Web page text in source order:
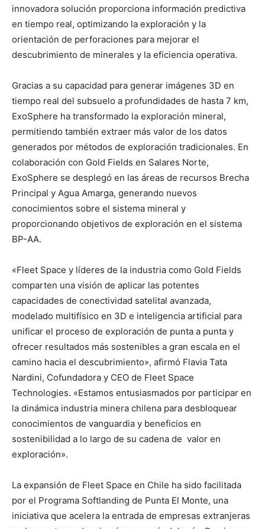
innovadora solución proporciona información predictiva
en tiempo real, optimizando la exploración y la
orientación de perforaciones para mejorar el
descubrimiento de minerales y la eficiencia operativa.
Gracias a su capacidad para generar imágenes 3D en
tiempo real del subsuelo a profundidades de hasta 7 km,
ExoSphere ha transformado la exploración mineral,
permitiendo también extraer más valor de los datos
generados por métodos de exploración tradicionales. En
colaboración con Gold Fields en Salares Norte,
ExoSphere se desplegó en las áreas de recursos Brecha
Principal y Agua Amarga, generando nuevos
conocimientos sobre el sistema mineral y
proporcionando objetivos de exploración en el sistema
BP-AA.
«Fleet Space y líderes de la industria como Gold Fields
comparten una visión de aplicar las potentes
capacidades de conectividad satelital avanzada,
modelado multifísico en 3D e inteligencia artificial para
unificar el proceso de exploración de punta a punta y
ofrecer resultados más sostenibles a gran escala en el
camino hacia el descubrimiento», afirmó Flavia Tata
Nardini, Cofundadora y CEO de Fleet Space
Technologies. «Estamos entusiasmados por participar en
la dinámica industria minera chilena para desbloquear
conocimientos de vanguardia y beneficios en
sostenibilidad a lo largo de su cadena de valor en
exploración».
La expansión de Fleet Space en Chile ha sido facilitada
por el Programa Softlanding de Punta El Monte, una
iniciativa que acelera la entrada de empresas extranjeras